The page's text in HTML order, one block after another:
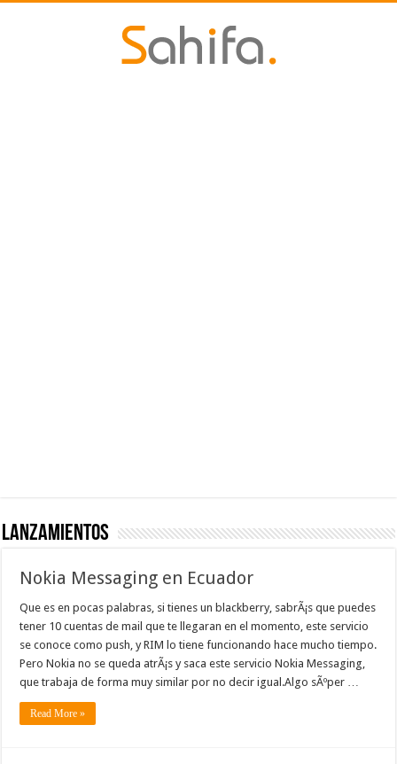
Lanzamientos
Nokia Messaging en Ecuador
Que es en pocas palabras, si tienes un blackberry, sabrÃ¡s que puedes
tener 10 cuentas de mail que te llegaran en el momento, este servicio
se conoce como push, y RIM lo tiene funcionando hace mucho tiempo.
Pero Nokia no se queda atrÃ¡s y saca este servicio Nokia Messaging,
que trabaja de forma muy similar por no decir igual.Algo sÃºper …
Read More »